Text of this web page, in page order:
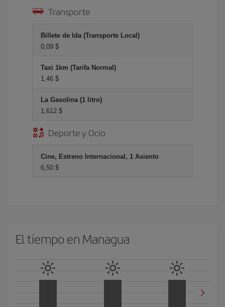
Transporte
Billete de Ida (Transporte Local)
0,09 $
Taxi 1km (Tarifa Normal)
1,46 $
La Gasolina (1 litro)
1,612 $
Deporte y Ocio
Cine, Estreno Internacional, 1 Asiento
6,50 $
El tiempo en Managua